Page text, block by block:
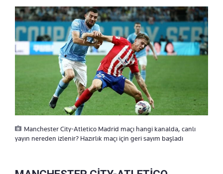
Manchester City-Atletico Madrid maçı hangi kanalda, canlı
yayın nereden izlenir? Hazırlık maçı için geri sayım başladı